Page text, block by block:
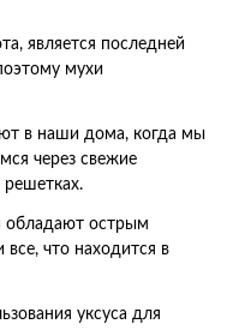
является последней
мухи
в наши дома, когда мы
через свежие
обладают острым
что находится в
уксуса для